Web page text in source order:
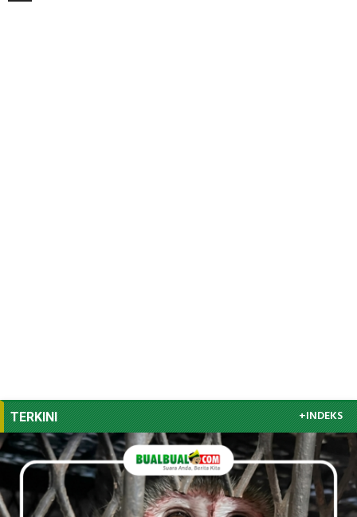
TERKINI +INDEKS